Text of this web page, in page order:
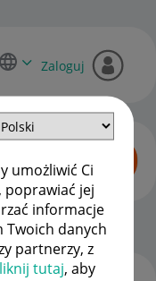
umożliwić Ci
poprawiać jej
informacje
danych
partnerzy, z
tutaj, aby
Zaloguj
OPCJE